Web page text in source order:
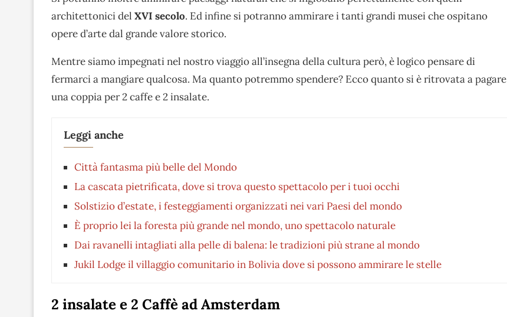
architettonici del XVI secolo. Ed infine si potranno ammirare i tanti grandi musei che ospitano
opere d’arte dal grande valore storico.
Mentre siamo impegnati nel nostro viaggio all’insegna della cultura però, è logico pensare di
fermarci a mangiare qualcosa. Ma quanto potremmo spendere? Ecco quanto si è ritrovata a pagare
una coppia per 2 caffe e 2 insalate.
Leggi anche
Città fantasma più belle del Mondo
La cascata pietrificata, dove si trova questo spettacolo per i tuoi occhi
Solstizio d’estate, i festeggiamenti organizzati nei vari Paesi del mondo
È proprio lei la foresta più grande nel mondo, uno spettacolo naturale
Dai ravanelli intagliati alla pelle di balena: le tradizioni più strane al mondo
Jukil Lodge il villaggio comunitario in Bolivia dove si possono ammirare le stelle
2 insalate e 2 Caffè ad Amsterdam